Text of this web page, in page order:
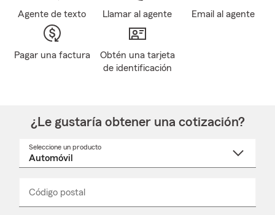
Agente de texto Llamar al agente Email al agente
Pagar una factura
Obtén una tarjeta
de identificación
¿Le gustaría obtener una cotización?
Seleccione un producto
desplegable
Código postal
_____